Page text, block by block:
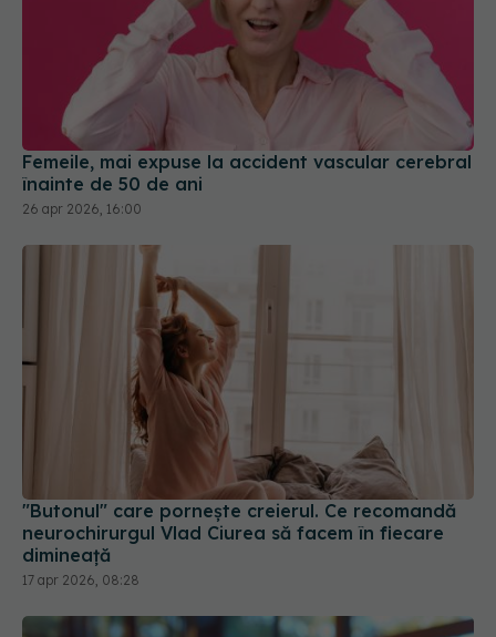
Femeile, mai expuse la accident vascular cerebral
înainte de 50 de ani
26 apr 2026, 16:00
"Butonul" care pornește creierul. Ce recomandă
neurochirurgul Vlad Ciurea să facem în fiecare
dimineață
17 apr 2026, 08:28